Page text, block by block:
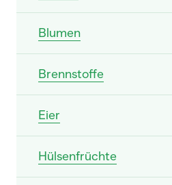
Blumen
Brennstoffe
Eier
Hülsenfrüchte